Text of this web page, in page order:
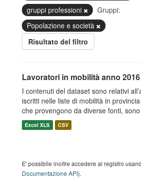
gruppi professioni
Gruppi:
Popolazione e società
Risultato del filtro
Lavoratori in mobilità anno 2016
I contenuti del dataset sono relativi
iscritti nelle liste di mobilità in
che provengono da diverse fonti,
Excel XLS CSV
E' possibile inoltre accedere al registro
Documentazione API).